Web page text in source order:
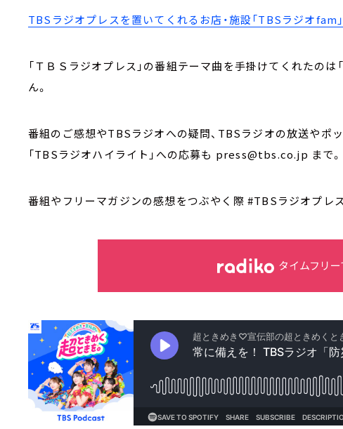
TBSラジオプレスを置いてくれるお店・施設「TBSラジオfam」
「ＴＢＳラジオプレス」の番組テーマ曲を手掛けてくれたのは
ん。
番組のご感想やTBSラジオへの疑問、TBSラジオの放送やポ
「TBSラジオハイライト」への応募も press@tbs.co.jp まで。
番組やフリーマガジンの感想をつぶやく際 #TBSラジオプレ
タイムフリー